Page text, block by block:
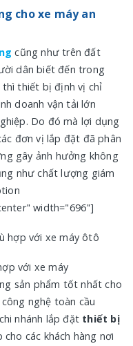
cho xe máy an
cũng như trên đất
dân biết đến trong
thiết bị định vị chỉ
doanh vận tải lớn
Do đó mà lợi dụng
đơn vị lắp đặt đã phân
gây ảnh hưởng không
như chất lượng giám
width="696"]
với xe máy
sản phẩm tốt nhất cho
nghệ toàn cầu
nhánh lắp đặt thiết bị
cho các khách hàng nơi